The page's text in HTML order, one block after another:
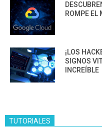
ROMPE EL
¡LOS
SIGNOS
INCREÍBLE
TUTORIALES